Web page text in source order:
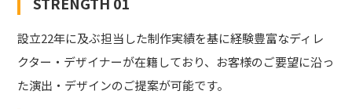
設立22年に及ぶ担当した制作実績を基に経験豊富なディレ
クター・デザイナーが在籍しており、お客様のご要望に沿っ
た演出・デザインのご提案が可能です。